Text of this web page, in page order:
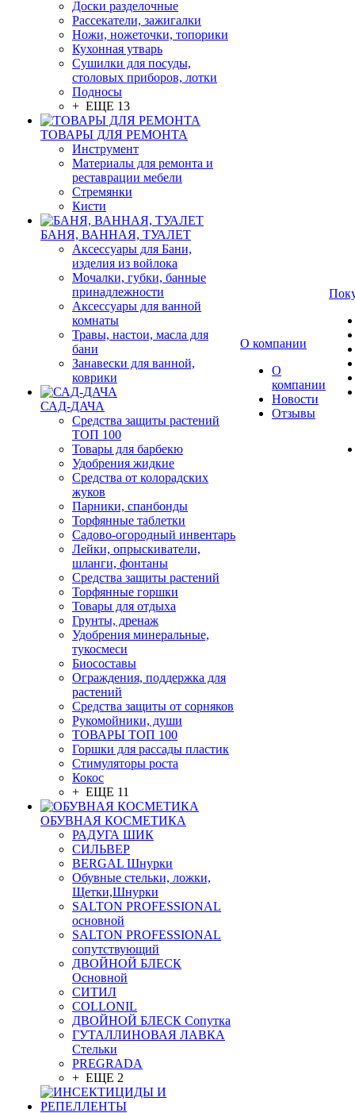
Доски разделочные
Рассекатели, зажигалки
Ножи, ножеточки, топорики
Кухонная утварь
Сушилки для посуды,
столовых приборов, лотки
Подносы
+ ЕЩЕ 13
ТОВАРЫ ДЛЯ РЕМОНТА
Инструмент
Материалы для ремонта и
реставрации мебели
Стремянки
Кисти
БАНЯ, ВАННАЯ, ТУАЛЕТ
Аксессуары для Бани,
изделия из войлока
Мочалки, губки, банные
принадлежности
Аксессуары для ванной
комнаты
Травы, настои, масла для
бани
Занавески для ванной,
коврики
САД-ДАЧА
Средства защиты растений
ТОП 100
Товары для барбекю
Удобрения жидкие
Средства от колорадских
жуков
Парники, спанбонды
Торфянные таблетки
Садово-огородный инвентарь
Лейки, опрыскиватели,
шланги, фонтаны
Средства защиты растений
Торфянные горшки
Товары для отдыха
Грунты, дренаж
Удобрения минеральные,
тукосмеси
Биосоставы
Ограждения, поддержка для
растений
Средства защиты от сорняков
Рукомойники, души
ТОВАРЫ ТОП 100
Горшки для рассады пластик
Стимуляторы роста
Кокос
+ ЕЩЕ 11
ОБУВНАЯ КОСМЕТИКА
РАДУГА ШИК
СИЛЬВЕР
BERGAL Шнурки
Обувные стельки, ложки,
Щетки,Шнурки
SALTON PROFESSIONAL
основной
SALTON PROFESSIONAL
сопутствующий
ДВОЙНОЙ БЛЕСК
Основной
СИТИЛ
COLLONIL
ДВОЙНОЙ БЛЕСК Сопутка
ГУТАЛЛИНОВАЯ ЛАВКА
Стельки
PREGRADA
+ ЕЩЕ 2
О компании
О
компании
Новости
Отзывы